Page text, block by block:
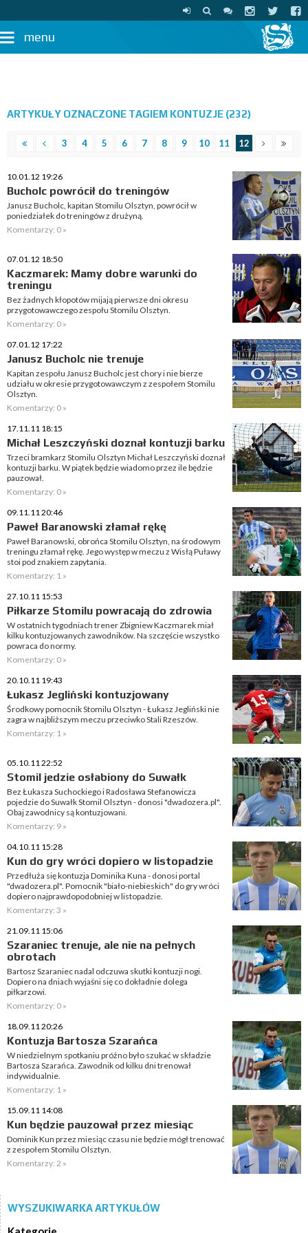
menu
ARTYKUŁY OZNACZONE TAGIEM KONTUZJE (232)
3 4 5 6 7 8 9 10 11 12
10.01.12 19:26
Bucholc powrócił do treningów
Janusz Bucholc, kapitan Stomilu Olsztyn, powrócił w
poniedziałek do treningów z drużyną.
Komentarzy: 0 »
07.01.12 18:50
Kaczmarek: Mamy dobre warunki do
treningu
Bez żadnych kłopotów mijają pierwsze dni okresu
przygotowawczego zespołu Stomilu Olsztyn.
Komentarzy: 0 »
07.01.12 17:22
Janusz Bucholc nie trenuje
Kapitan zespołu Janusz Bucholc jest chory i nie bierze
udziału w okresie przygotowawczym z zespołem Stomilu
Olsztyn.
Komentarzy: 0 »
17.11.11 18:15
Michał Leszczyński doznał kontuzji barku
Trzeci bramkarz Stomilu Olsztyn Michał Leszczyński doznał
kontuzji barku. W piątek będzie wiadomo przez ile będzie
pauzował.
Komentarzy: 0 »
09.11.11 20:46
Paweł Baranowski złamał rękę
Paweł Baranowski, obrońca Stomilu Olsztyn, na środowym
treningu złamał rękę. Jego występ w meczu z Wisłą Puławy
stoi pod znakiem zapytania.
Komentarzy: 1 »
27.10.11 15:53
Piłkarze Stomilu powracają do zdrowia
W ostatnich tygodniach trener Zbigniew Kaczmarek miał
kilku kontuzjowanych zawodników. Na szczęście wszystko
powraca do normy.
Komentarzy: 0 »
20.10.11 19:43
Łukasz Jegliński kontuzjowany
Środkowy pomocnik Stomilu Olsztyn - Łukasz Jegliński nie
zagra w najbliższym meczu przeciwko Stali Rzeszów.
Komentarzy: 1 »
05.10.11 22:52
Stomil jedzie osłabiony do Suwałk
Bez Łukasza Suchockiego i Radosława Stefanowicza
pojedzie do Suwałk Stomil Olsztyn - donosi "dwadozera.pl".
Obaj zawodnicy są kontuzjowani.
Komentarzy: 9 »
04.10.11 15:28
Kun do gry wróci dopiero w listopadzie
Przedłuża się kontuzja Dominika Kuna - donosi portal
"dwadozera.pl". Pomocnik "biało-niebieskich" do gry wróci
dopiero najprawdopodobniej w listopadzie.
Komentarzy: 3 »
21.09.11 15:06
Szaraniec trenuje, ale nie na pełnych
obrotach
Bartosz Szaraniec nadal odczuwa skutki kontuzji nogi.
Dopiero na dniach wyjaśni się co dokładnie dolega
piłkarzowi.
Komentarzy: 0 »
18.09.11 20:26
Kontuzja Bartosza Szarańca
W niedzielnym spotkaniu próżno było szukać w składzie
Bartosza Szarańca. Zawodnik od kilku dni trenował
indywidualnie.
Komentarzy: 1 »
15.09.11 14:08
Kun będzie pauzował przez miesiąc
Dominik Kun przez miesiąc czasu nie będzie mógł trenować
z zespołem Stomilu Olsztyn.
Komentarzy: 2 »
WYSZUKIWARKA ARTYKUŁÓW